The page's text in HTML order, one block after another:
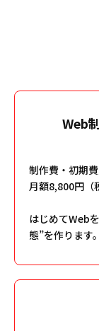
Web
制作費・初期
月額8,800円（
はじめてWeb
態”を作ります。